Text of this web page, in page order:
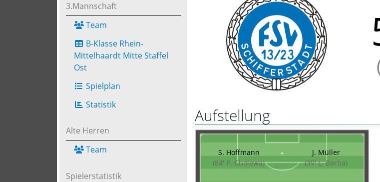
3.Mannschaft
Team
B-Klasse Rhein-
Mittelhaardt Mitte Staffel
Ost
Spielplan
Statistik
Alte Herren
Team
Spielerstatistik
Aufstellung
S. Hoffmann
(84' P. Cholewa)
J. Müller
(39' L. Barba)